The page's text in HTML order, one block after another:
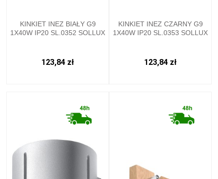
KINKIET INEZ BIAŁY G9
1X40W IP20 SL.0352 SOLLUX
123,84 zł
KINKIET INEZ CZARNY G9
1X40W IP20 SL.0353 SOLLUX
123,84 zł